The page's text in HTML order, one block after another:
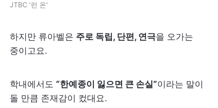
JTBC '런 온'
하지만 류아벨은 주로 독립, 단편, 연극을 오가는
중이고요.
학내에서도 “한예종이 잃으면 큰 손실”이라는 말이
돌 만큼 존재감이 컸대요.